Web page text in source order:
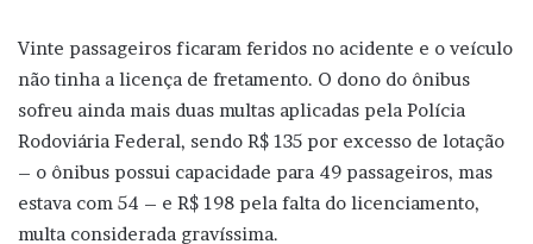
Vinte passageiros ficaram feridos no acidente e o veículo
não tinha a licença de fretamento. O dono do ônibus
sofreu ainda mais duas multas aplicadas pela Polícia
Rodoviária Federal, sendo R$ 135 por excesso de lotação
– o ônibus possui capacidade para 49 passageiros, mas
estava com 54 – e R$ 198 pela falta do licenciamento,
multa considerada gravíssima.